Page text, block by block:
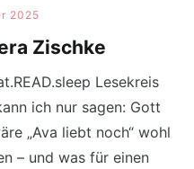
2025
Zischke
Lesekreis
ich nur sagen: Gott
„Ava liebt noch“ wohl
– und was für einen